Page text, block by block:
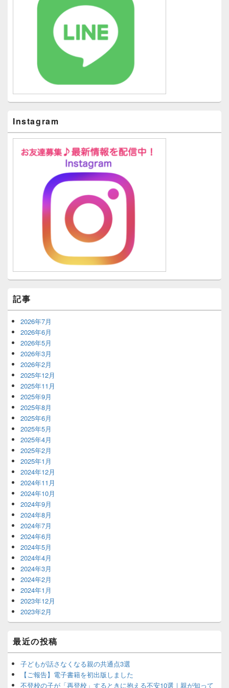
Instagram
記事
2026年7月
2026年6月
2026年5月
2026年3月
2026年2月
2025年12月
2025年11月
2025年9月
2025年8月
2025年6月
2025年5月
2025年4月
2025年2月
2025年1月
2024年12月
2024年11月
2024年10月
2024年9月
2024年8月
2024年7月
2024年6月
2024年5月
2024年4月
2024年3月
2024年2月
2024年1月
2023年12月
2023年2月
最近の投稿
子どもが話さなくなる親の共通点3選
【ご報告】電子書籍を初出版しました
不登校の子が「再登校」するときに抱える不安10選｜親が知って